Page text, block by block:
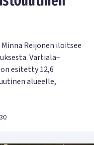
Reijonen iloitsee
Vartiala–
esitetty 12,6
alueelle,